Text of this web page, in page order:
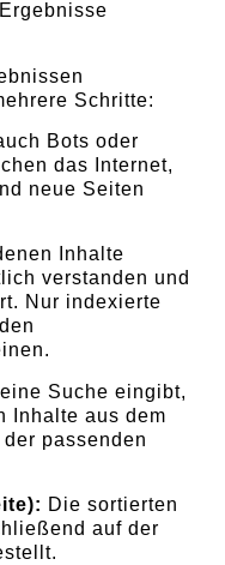
Schritte:
Bots oder
das Internet,
neue Seiten
Inhalte
verstanden und
Nur indexierte
Suche eingibt,
Inhalte aus dem
passenden
Die sortierten
auf der